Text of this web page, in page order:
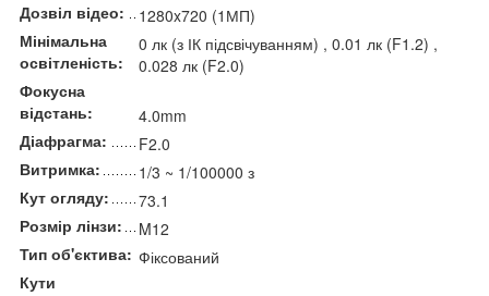
Дозвіл відео:
1280x720 (1МП)
Мінімальна
освітленість:
0 лк (з ІК підсвічуванням) , 0.01 лк (F1.2) ,
0.028 лк (F2.0)
Фокусна
відстань:
4.0mm
Діафрагма:
F2.0
Витримка:
1/3 ~ 1/100000 з
Кут огляду:
73.1
Розмір лінзи:
M12
Тип об'єктива: Фіксований
Кути